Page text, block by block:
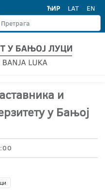
ЋИР LAT EN
и
у Бањој